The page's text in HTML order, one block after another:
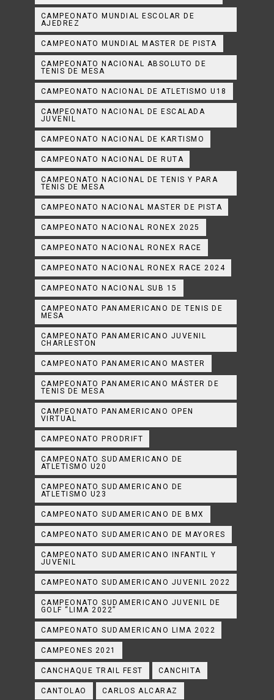
CAMPEONATO MUNDIAL ESCOLAR DE
AJEDREZ
CAMPEONATO MUNDIAL MASTER DE PISTA
CAMPEONATO NACIONAL ABSOLUTO DE
TENIS DE MESA
CAMPEONATO NACIONAL DE ATLETISMO U18
CAMPEONATO NACIONAL DE ESCALADA
JUVENIL
CAMPEONATO NACIONAL DE KARTISMO
CAMPEONATO NACIONAL DE RUTA
CAMPEONATO NACIONAL DE TENIS Y PARA
TENIS DE MESA
CAMPEONATO NACIONAL MASTER DE PISTA
CAMPEONATO NACIONAL RONEX 2025
CAMPEONATO NACIONAL RONEX RACE
CAMPEONATO NACIONAL RONEX RACE 2024
CAMPEONATO NACIONAL SUB 15
CAMPEONATO PANAMERICANO DE TENIS DE
MESA
CAMPEONATO PANAMERICANO JUVENIL
CHARLESTON
CAMPEONATO PANAMERICANO MASTER
CAMPEONATO PANAMERICANO MÁSTER DE
TENIS DE MESA
CAMPEONATO PANAMERICANO OPEN
VIRTUAL
CAMPEONATO PRODRIFT
CAMPEONATO SUDAMERICANO DE
ATLETISMO U20
CAMPEONATO SUDAMERICANO DE
ATLETISMO U23
CAMPEONATO SUDAMERICANO DE BMX
CAMPEONATO SUDAMERICANO DE MAYORES
CAMPEONATO SUDAMERICANO INFANTIL Y
JUVENIL
CAMPEONATO SUDAMERICANO JUVENIL 2022
CAMPEONATO SUDAMERICANO JUVENIL DE
GOLF “LIMA 2022”
CAMPEONATO SUDAMERICANO LIMA 2022
CAMPEONES 2021
CANCHAQUE TRAIL FEST CANCHITA
CANTOLAO CARLOS ALCARAZ